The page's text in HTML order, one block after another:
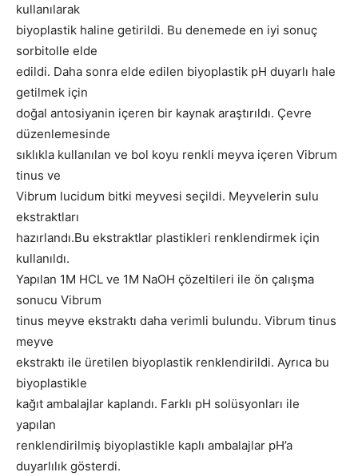
kullanılarak
biyoplastik haline getirildi. Bu denemede en iyi sonuç
sorbitolle elde
edildi. Daha sonra elde edilen biyoplastik pH duyarlı hale
getilmek için
doğal antosiyanin içeren bir kaynak araştırıldı. Çevre
düzenlemesinde
sıklıkla kullanılan ve bol koyu renkli meyva içeren Vibrum
tinus ve
Vibrum lucidum bitki meyvesi seçildi. Meyvelerin sulu
ekstraktları
hazırlandı.Bu ekstraktlar plastikleri renklendirmek için
kullanıldı.
Yapılan 1M HCL ve 1M NaOH çözeltileri ile ön çalışma
sonucu Vibrum
tinus meyve ekstraktı daha verimli bulundu. Vibrum tinus
meyve
ekstraktı ile üretilen biyoplastik renklendirildi. Ayrıca bu
biyoplastikle
kağıt ambalajlar kaplandı. Farklı pH solüsyonları ile
yapılan
renklendirilmiş biyoplastikle kaplı ambalajlar pH’a
duyarlılık gösterdi.